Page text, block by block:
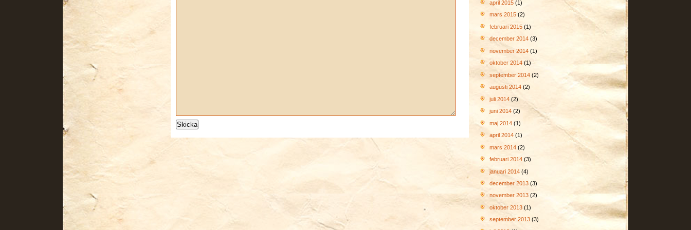
april 2015 (1)
mars 2015 (2)
februari 2015 (1)
december 2014 (3)
november 2014 (1)
oktober 2014 (1)
september 2014 (2)
augusti 2014 (2)
juli 2014 (2)
juni 2014 (2)
maj 2014 (1)
april 2014 (1)
mars 2014 (2)
februari 2014 (3)
januari 2014 (4)
december 2013 (3)
november 2013 (2)
oktober 2013 (1)
september 2013 (3)